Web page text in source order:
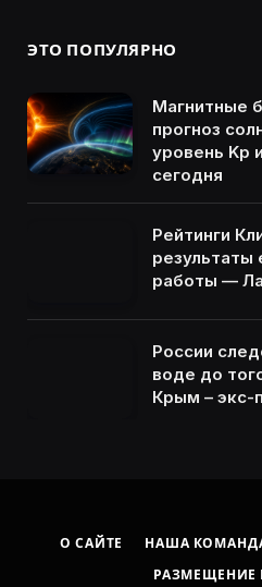
ЭТО ПОПУЛЯРНО
Магнитные
прогноз
уровень Kp
сегодня
Рейтинги
результаты
работы —
России
воде до
Крым –
О САЙТЕ НАША
РАЗМЕЩЕНИЕ